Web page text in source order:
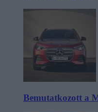
Bemutatkozott a